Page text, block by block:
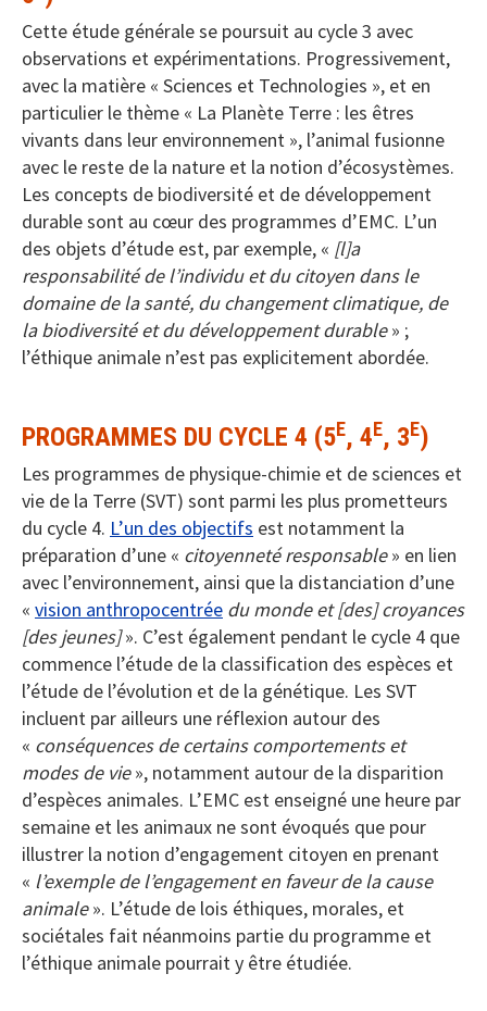
Cette étude générale se poursuit au cycle 3 avec
observations et expérimentations. Progressivement,
avec la matière « Sciences et Technologies », et en
particulier le thème « La Planète Terre : les êtres
vivants dans leur environnement », l’animal fusionne
avec le reste de la nature et la notion d’écosystèmes.
Les concepts de biodiversité et de développement
durable sont au cœur des programmes d’EMC. L’un
des objets d’étude est, par exemple, « [l]a
responsabilité de l’individu et du citoyen dans le
domaine de la santé, du changement climatique, de
la biodiversité et du développement durable» ;
l’éthique animale n’est pas explicitement abordée.
PROGRAMMES DU CYCLE 4 (5E, 4E, 3E)
Les programmes de physique-chimie et de sciences et
vie de la Terre (SVT) sont parmi les plus prometteurs
du cycle 4. L’un des objectifs est notamment la
préparation d’une « citoyenneté responsable» en lien
avec l’environnement, ainsi que la distanciation d’une
« vision anthropocentrée du monde et [des] croyances
[des jeunes]». C’est également pendant le cycle 4 que
commence l’étude de la classification des espèces et
l’étude de l’évolution et de la génétique. Les SVT
incluent par ailleurs une réflexion autour des
« conséquences de certains comportements et
modes de vie», notamment autour de la disparition
d’espèces animales. L’EMC est enseigné une heure par
semaine et les animaux ne sont évoqués que pour
illustrer la notion d’engagement citoyen en prenant
« l’exemple de l’engagement en faveur de la cause
animale». L’étude de lois éthiques, morales, et
sociétales fait néanmoins partie du programme et
l’éthique animale pourrait y être étudiée.